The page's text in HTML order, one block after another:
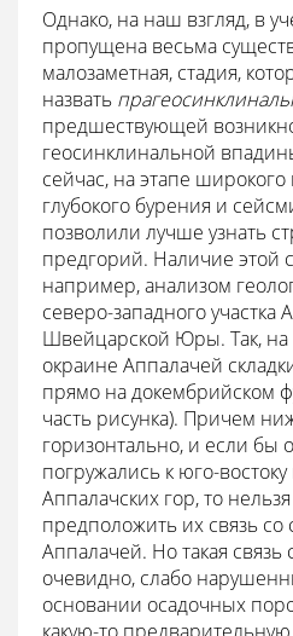
Однако, на наш взгляд, в
пропущена весьма
малозаметная, стадия,
назвать
предшествующей
геосинклинальной
сейчас, на этапе
глубокого бурения и
позволили лучше узнать
предгорий. Наличие этой
например, анализом
северо-западного участка
Швейцарской Юры. Так, на
окраине Аппалачей
прямо на докембрийском
часть рисунка). Причем
горизонтально, и если бы
погружались к юго-
Аппалачских гор, то
предположить их связь со
Аппалачей. Но такая связь
очевидно, слабо
основании осадочных